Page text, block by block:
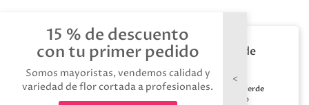
15 % de descuento
con tu primer pedido
Somos mayoristas, vendemos calidad y
variedad de flor cortada a profesionales.
Bobina de rafia verde
pistacho
Medida:200m
Verde
pistacho